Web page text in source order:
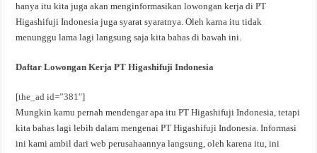
hanya itu kita juga akan menginformasikan lowongan kerja di PT
Higashifuji Indonesia juga syarat syaratnya. Oleh karna itu tidak
menunggu lama lagi langsung saja kita bahas di bawah ini.
Daftar Lowongan Kerja PT Higashifuji Indonesia
[the_ad id=”381″]
Mungkin kamu pernah mendengar apa itu PT Higashifuji Indonesia, tetapi
kita bahas lagi lebih dalam mengenai PT Higashifuji Indonesia. Informasi
ini kami ambil dari web perusahaannya langsung, oleh karena itu, ini